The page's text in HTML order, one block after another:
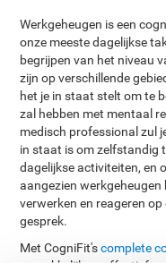
Werkgeheugen is een
onze meeste dagelijkse
begrijpen van het niveau
zijn op verschillende
het je in staat stelt om te
zal hebben met mentaal
medisch professional zul
in staat is om zelfstandig
dagelijkse activiteiten, en
aangezien
verwerken en reageren
gesprek.
Met CogniFit'scomplete